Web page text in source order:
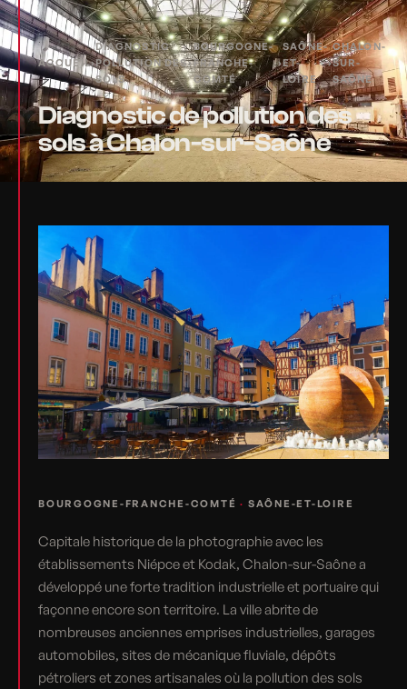
ACCUEIL›
DIAGNOSTIC
POLLUTION DES
SOLS
›
BOURGOGNE-
FRANCHE-
COMTÉ
›
SAÔNE-
ET-
LOIRE
›
CHALON-
SUR-
SAÔNE
Diagnostic de pollution des
sols à Chalon-sur-Saône
BOURGOGNE-FRANCHE-COMTÉ · SAÔNE-ET-LOIRE
Capitale historique de la photographie avec les
établissements Niépce et Kodak, Chalon-sur-Saône a
développé une forte tradition industrielle et portuaire qui
façonne encore son territoire. La ville abrite de
nombreuses anciennes emprises industrielles, garages
automobiles, sites de mécanique fluviale, dépôts
pétroliers et zones artisanales où la pollution des sols